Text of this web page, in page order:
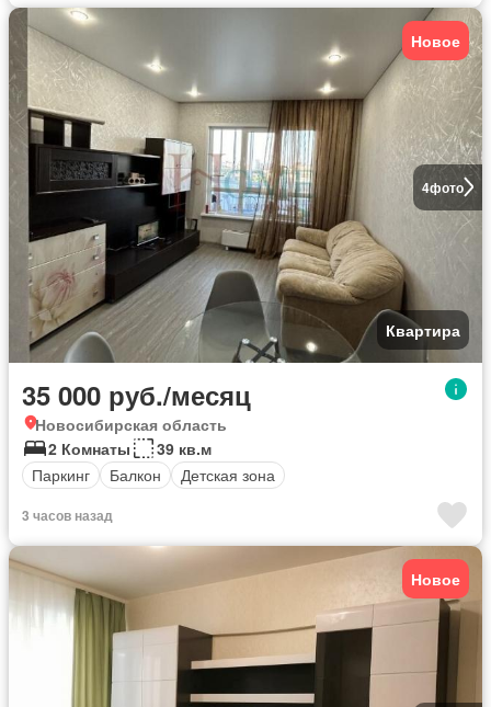
4фото
Новое
Квартира
35 000 руб./месяц
Новосибирская область
2 Комнаты
39 кв.м
Паркинг
Балкон Детская зона
3 часов назад
Новое